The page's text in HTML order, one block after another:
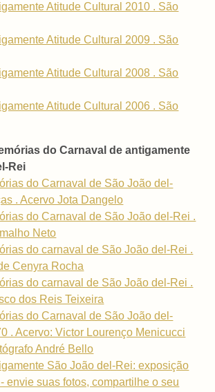
Atitude Cultural 2010 . São
Atitude Cultural 2009 . São
Atitude Cultural 2008 . São
Atitude Cultural 2006 . São
do Carnaval de antigamente
Rei
do Carnaval de São João del-
. Acervo Jota Dangelo
do Carnaval de São João del-Rei .
Neto
do carnaval de São João del-Rei .
Cenyra Rocha
do carnaval de São João del-Rei .
dos Reis Teixeira
do Carnaval de São João del-
. Acervo: Victor Lourenço Menicucci
André Bello
São João del-Rei: exposição
envie suas fotos, compartilhe o seu